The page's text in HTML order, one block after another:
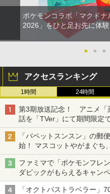
ポケモンコラボ「マクド
2026」をひと足お先に体
● ● ●
アクセスランキング
1時間 24時間
第3期放送記念！ アニメ「
話を「TVer」にて期間限定
「パペットスンスン」の郵
始！ マスコットやがまぐち
ファミマで「ポケモンフレ
ダピックがもらえるキャン
「オクトパストラベラー」